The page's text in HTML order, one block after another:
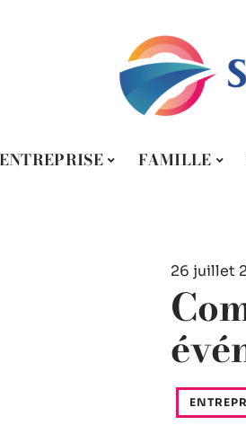
ENTREPRISE FAMILLE
26 juillet